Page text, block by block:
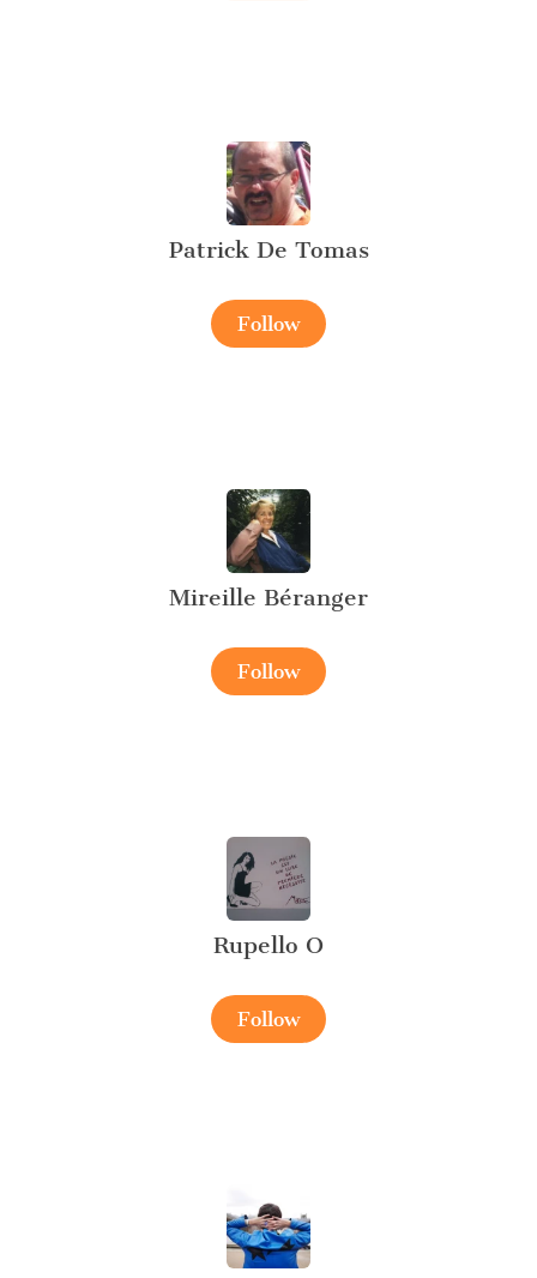
Patrick De Tomas
Follow
Mireille Béranger
Follow
Rupello O
Follow